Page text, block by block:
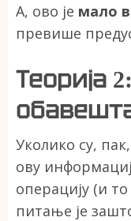
А, ово је мало
превише
Теорија
Уколико су,
ову
операцију (и то
питање је